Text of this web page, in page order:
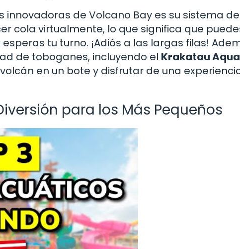
de Volcano Bay es su sistema de
cola virtualmente, lo que significa que
tu turno. ¡Adiós a las largas filas!
de toboganes, incluyendo el Krakatau
en un bote y disfrutar de una
para los Más Pequeños